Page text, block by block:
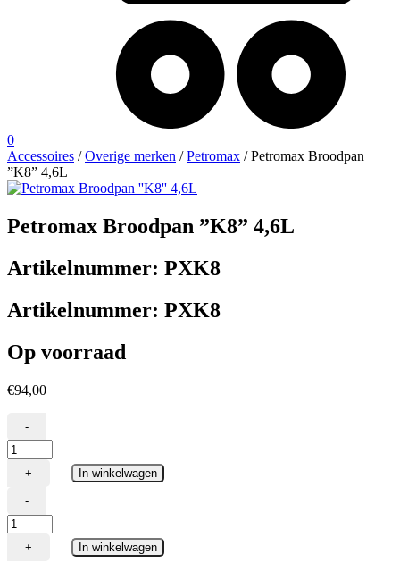
0
Accessoires /Overige merken /Petromax / Petromax Broodpan
”K8” 4,6L
Petromax Broodpan ”K8” 4,6L
Artikelnummer: PXK8
Artikelnummer: PXK8
Op voorraad
€94,00
-
Petromax
Broodpan
''K8''
aantal
+ In winkelwagen
-
Petromax
Broodpan
''K8''+ In winkelwagen